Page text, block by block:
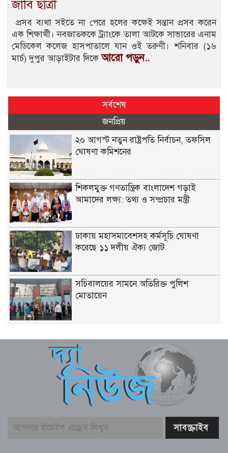
জাবি ছাত্রী
প্রসব ব্যথা সইতে না পেরে হলের কক্ষেই সন্তান প্রসব করেন
এক শিক্ষার্থী। নবজাতককে ট্র্যাংকে তালা আটকে সাভারের এনাম
মেডিকেল কলেজ হাসপাতালে যান ওই তরুণী। শনিবার (১৬
মার্চ) দুপুর আড়াইটার দিকেআরো পড়ুন..
সর্বশেষ
জনপ্রিয়
২০ আগস্ট নতুন রাষ্ট্রপতি নির্বাচন, তফসিল
ঘোষণা কমিশনের
শিকলমুক্ত গণতান্ত্রিক বাংলাদেশ গড়াই
আমাদের লক্ষ্য: তথ্য ও সম্প্রচার মন্ত্রী
ঢাকায় মহাসমাবেশসহ কর্মসূচি ঘোষণা
করেছে ১১ দলীয় ঐক্য জোট
সচিবালয়ের সামনে অতিরিক্ত পুলিশ
মোতায়েন
বোরকাপরা নারীর ইশারায় থামে বাস, ২০
মিনিটে ৫৭ লাখ টাকা লুট
লালবাগ কেল্লা পরিদর্শন করলেন মার্কিন নৌ
কমান্ডার